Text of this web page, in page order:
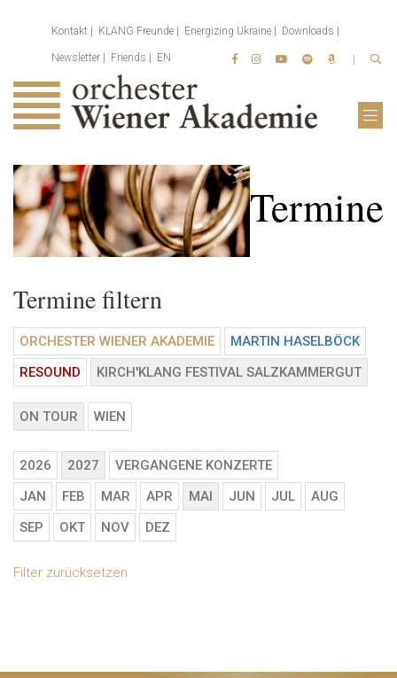
Kontakt KLANG Freunde Energizing Ukraine Downloads
Newsletter Friends EN
Termine
Termine filtern
ORCHESTER WIENER AKADEMIE
MARTIN HASELBÖCK
RESOUND
KIRCH'KLANG FESTIVAL SALZKAMMERGUT
ON TOUR WIEN
2026 2027
VERGANGENE KONZERTE
JAN
FEB MAR APR MAI JUN JUL
AUG
SEP
OKT NOV DEZ
Filter zurücksetzen